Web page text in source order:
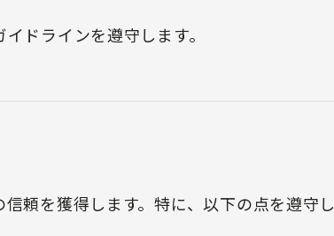
ドラインを遵守します。
頼を獲得します。特に、以下の点を遵守し